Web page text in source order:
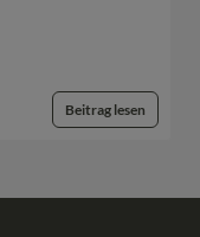
Beitrag lesen